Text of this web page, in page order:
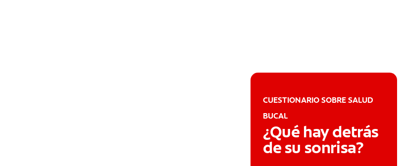
CUESTIONARIO SOBRE SALUD
BUCAL
¿Qué hay detrás
de su sonrisa?